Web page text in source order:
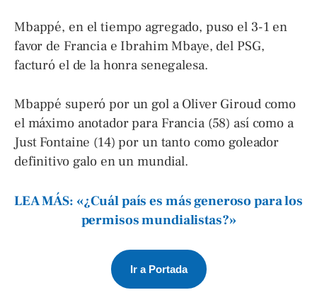
Mbappé, en el tiempo agregado, puso el 3-1 en
favor de Francia e Ibrahim Mbaye, del PSG,
facturó el de la honra senegalesa.
Mbappé superó por un gol a Oliver Giroud como
el máximo anotador para Francia (58) así como a
Just Fontaine (14) por un tanto como goleador
definitivo galo en un mundial.
LEA MÁS: «¿Cuál país es más generoso para los
permisos mundialistas?»
Ir a Portada